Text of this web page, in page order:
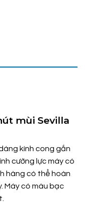
mùi Sevilla
kính cong gắn
cường lực máy có
hàng có thể hoàn
Máy có màu bạc